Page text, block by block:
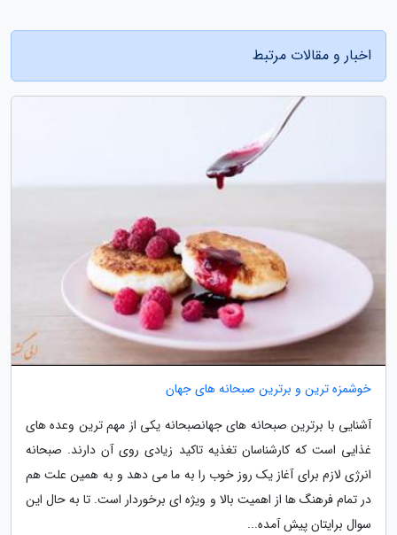
اخبار و مقالات مرتبط
خوشمزه ترین و برترین صبحانه های جهان
آشنایی با برترین صبحانه های جهانصبحانه یکی از مهم ترین وعده های
غذایی است که کارشناسان تغذیه تاکید زیادی روی آن دارند. صبحانه
انرژی لازم برای آغاز یک روز خوب را به ما می دهد و به همین علت هم
در تمام فرهنگ ها از اهمیت بالا و ویژه ای برخوردار است. تا به حال این
سوال برایتان پیش آمده...